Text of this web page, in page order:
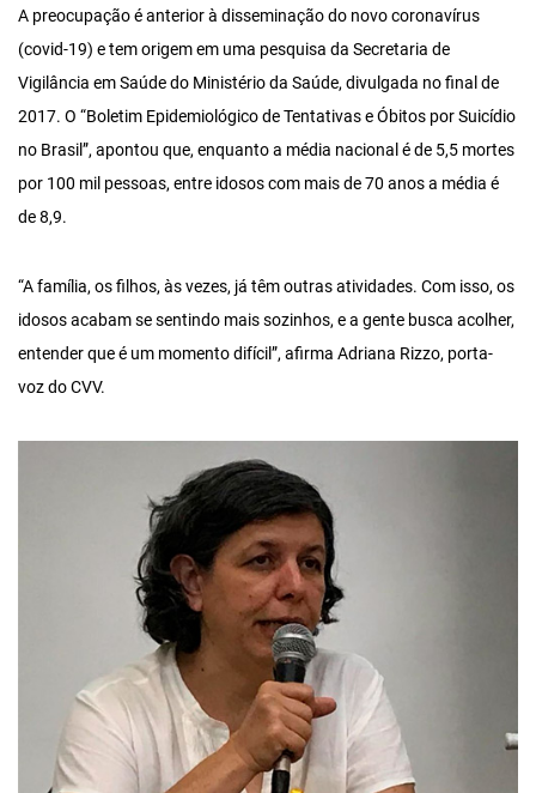
A preocupação é anterior à disseminação do novo coronavírus
(covid-19) e tem origem em uma pesquisa da Secretaria de
Vigilância em Saúde do Ministério da Saúde, divulgada no final de
2017. O “Boletim Epidemiológico de Tentativas e Óbitos por Suicídio
no Brasil”, apontou que, enquanto a média nacional é de 5,5 mortes
por 100 mil pessoas, entre idosos com mais de 70 anos a média é
de 8,9.
“A família, os filhos, às vezes, já têm outras atividades. Com isso, os
idosos acabam se sentindo mais sozinhos, e a gente busca acolher,
entender que é um momento difícil”, afirma Adriana Rizzo, porta-
voz do CVV.